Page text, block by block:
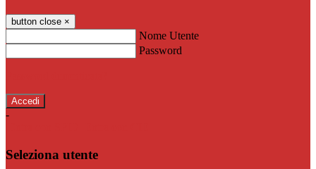
button close ×
Nome Utente
Password
-
Seleziona utente